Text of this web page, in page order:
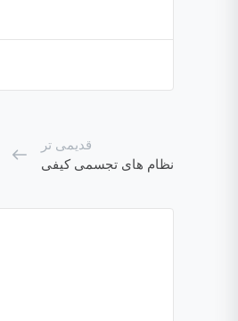
قدیمی تر
نظام های تجسمی کیفی